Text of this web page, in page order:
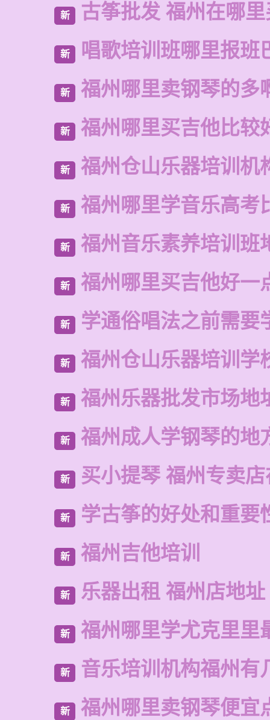
新 古筝批发 福州在哪
新 唱歌培训班哪里报班
新 福州哪里卖钢琴的多
新 福州哪里买吉他比较
新 福州仓山乐器培训机
新 福州哪里学音乐高考
新 福州音乐素养培训班
新 福州哪里买吉他好一
新 学通俗唱法之前需要
新 福州仓山乐器培训学
新 福州乐器批发市场地
新 福州成人学钢琴的地
新 买小提琴 福州专卖
新 学古筝的好处和重要
新 福州吉他培训
新 乐器出租 福州店地址
新 福州哪里学尤克里里
新 音乐培训机构福州有
新 福州哪里卖钢琴便宜